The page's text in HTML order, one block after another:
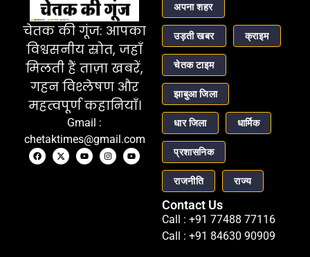
चेतक की गूंज: आपका
विश्वसनीय स्रोत, जहाँ
मिलती हैं ताज़ा खबरें,
गहन विश्लेषण और
महत्वपूर्ण कहानियाँ।
Gmail :
chetaktimes@gmail.com
अपना शहर
उड़ती खबर क्राइम
चेतक टाइम
झाबुआ जिला
धार जिला धार्मिक
प्रशासनिक
राजनीति राज्य
Contact Us
Call : +91 77488 77116
Call : +91 84630 90909